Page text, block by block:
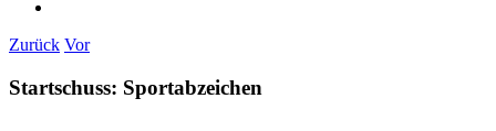
Zurück Vor
Startschuss: Sportabzeichen